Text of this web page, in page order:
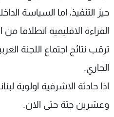
حيز التنفيذ، اما السياسة
القراءة الاقليمية انطلاقا
ترقب نتائج اجتماع اللجنة
الجاري.
اذا حادثة الاشرفية اولوية
وعشرين جثة حتى الان.